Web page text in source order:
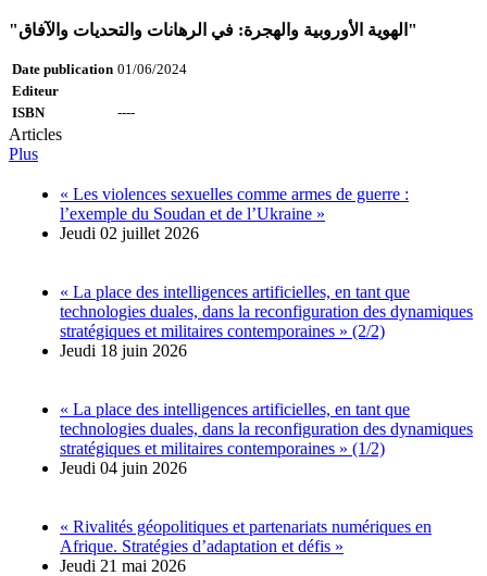
"الهوية الأوروبية والهجرة: في الرهانات والتحديات والآفاق"
Date publication 01/06/2024
Editeur
ISBN
----
Articles
Plus
« Les violences sexuelles comme armes de guerre :
l’exemple du Soudan et de l’Ukraine »
Jeudi 02 juillet 2026
« La place des intelligences artificielles, en tant que
technologies duales, dans la reconfiguration des dynamiques
stratégiques et militaires contemporaines » (2/2)
Jeudi 18 juin 2026
« La place des intelligences artificielles, en tant que
technologies duales, dans la reconfiguration des dynamiques
stratégiques et militaires contemporaines » (1/2)
Jeudi 04 juin 2026
« Rivalités géopolitiques et partenariats numériques en
Afrique. Stratégies d’adaptation et défis »
Jeudi 21 mai 2026